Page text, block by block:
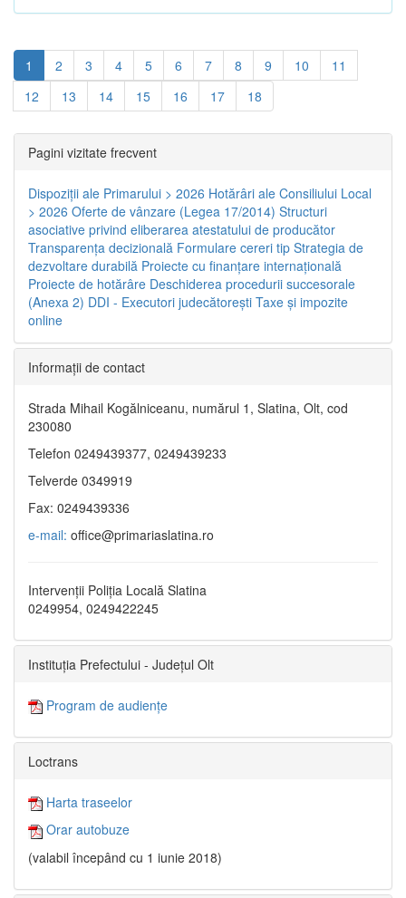
1 2 3 4 5 6 7 8 9 10
11
12
13 14 15 16 17 18
Pagini vizitate frecvent
Dispoziţii ale Primarului > 2026 Hotărâri ale Consiliului Local
> 2026 Oferte de vânzare (Legea 17/2014) Structuri
asociative privind eliberarea atestatului de producător
Transparenţa decizională Formulare cereri tip Strategia de
dezvoltare durabilă Proiecte cu finanţare internaţională
Proiecte de hotărâre Deschiderea procedurii succesorale
(Anexa 2) DDI - Executori judecătorești Taxe şi impozite
online
Informaţii de contact
Strada Mihail Kogălniceanu, numărul 1, Slatina, Olt, cod
230080
Telefon 0249439377, 0249439233
Telverde 0349919
Fax: 0249439336
e-mail: office@primariaslatina.ro
Intervenții Poliția Locală Slatina
0249954, 0249422245
Instituția Prefectului - Județul Olt
Program de audiențe
Loctrans
Harta traseelor
Orar autobuze
(valabil începând cu 1 iunie 2018)